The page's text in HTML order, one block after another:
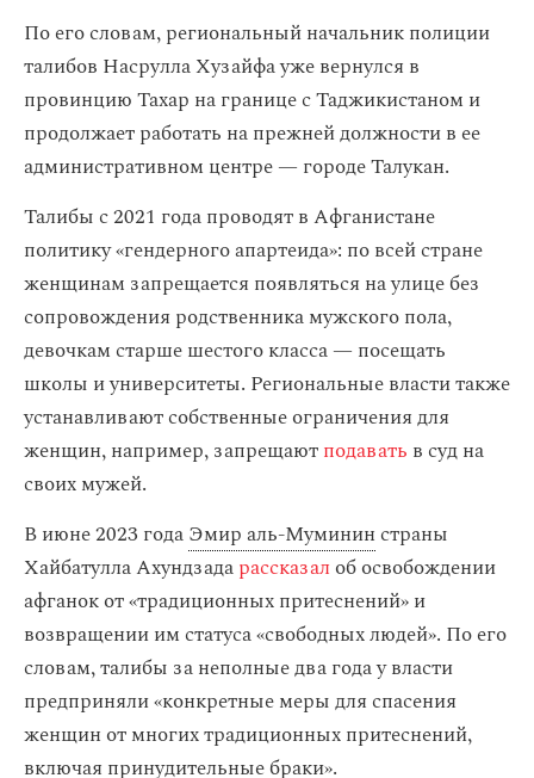
По его словам, региональный начальник полиции
талибов Насрулла Хузайфа уже вернулся в
провинцию Тахар на границе с Таджикистаном и
продолжает работать на прежней должности в ее
административном центре — городе Талукан.
Талибы с 2021 года проводят в Афганистане
политику «гендерного апартеида»: по всей стране
женщинам запрещается появляться на улице без
сопровождения родственника мужского пола,
девочкам старше шестого класса — посещать
школы и университеты. Региональные власти также
устанавливают собственные ограничения для
женщин, например, запрещаютподавать в суд на
своих мужей.
В июне 2023 годаЭмир аль-Мумининстраны
Хайбатулла Ахундзадарассказал об освобождении
афганок от «традиционных притеснений» и
возвращении им статуса «свободных людей». По его
словам, талибы за неполные два года у власти
предприняли «конкретные меры для спасения
женщин от многих традиционных притеснений,
включая принудительные браки».